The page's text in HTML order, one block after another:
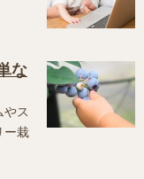
な
やス
ー栽